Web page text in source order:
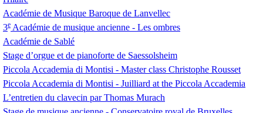
Académie de Musique Baroque de Lanvellec
3e Académie de musique ancienne - Les ombres
Académie de Sablé
Stage d’orgue et de pianoforte de Saessolsheim
Piccola Accademia di Montisi - Master class Christophe Rousset
Piccola Accademia di Montisi - Juilliard at the Piccola Accademia
L’entretien du clavecin par Thomas Murach